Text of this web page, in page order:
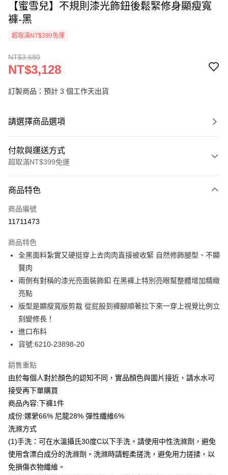
【蜜雪兒】不規則漆光飾鈕後鬆緊修身顯瘦寬
褲-黑
超取滿NT$399免運
NT$3,680
NT$3,128
訂製商品：預計 3 個工作天出貨
請選擇商品選項
付款與運送方式
超取滿NT$399免運
信用卡一次付款
LINE Pay
街口支付
悠遊付
全盈+PAY
ATM付款
貨到付款
付款後全家取貨
每筆NT$80，滿NT$399(含以上)免運費
付款後7-11取貨
每筆NT$80，滿NT$888(含以上)免運費
宅配到府
貨到付款
商品特色
商品編號
11711473
商品特色
全黑面料紮實又硬挺穿上去肉肉直接被收緊 自然修飾腿型、不顯
贅肉
兩側有對稱的漆光亮面裝飾釦 在黑褲上特別亮眼幫整體增加精緻
亮點
版型是顯瘦寬版剪裁 從屁股到褲腳順著拉下來一穿上視覺比例立
刻變修長！
進口布料
貨號:6210-23898-20
銷售重點
由於每個人對於顏色的認知不同，實品顏色與圖片接近，請水水可
接受再下單購買
商品內容:下褲1件
成份:嫘縈66% 尼龍28% 彈性纖維6%
洗滌方式
(1)手洗：可在水溫攝氏30度C以下手洗。請使用中性洗滌劑，避免
使用含漂白成分的洗滌劑。洗滌時請輕柔搓洗，避免用力搓揉，以
免損傷衣物纖維。